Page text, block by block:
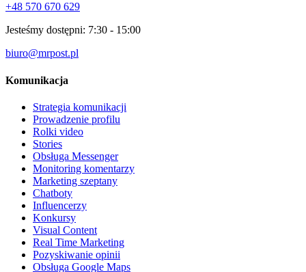
+48 570 670 629
Jesteśmy dostępni: 7:30 - 15:00
biuro@mrpost.pl
Komunikacja
Strategia komunikacji
Prowadzenie profilu
Rolki video
Stories
Obsługa Messenger
Monitoring komentarzy
Marketing szeptany
Chatboty
Influencerzy
Konkursy
Visual Content
Real Time Marketing
Pozyskiwanie opinii
Obsługa Google Maps